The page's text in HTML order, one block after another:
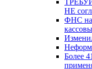
НЕ
ФНС
Более